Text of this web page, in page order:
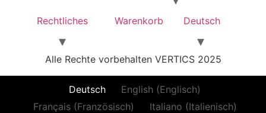
Rechtliches Warenkorb Deutsch
Alle Rechte vorbehalten VERTICS 2025
Deutsch English (Englisch)
Français(Französisch) Italiano (Italienisch)